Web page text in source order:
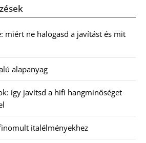
miért ne halogasd a javítást és mit
alapanyag
így javítsd a hifi hangminőséget
italélményekhez